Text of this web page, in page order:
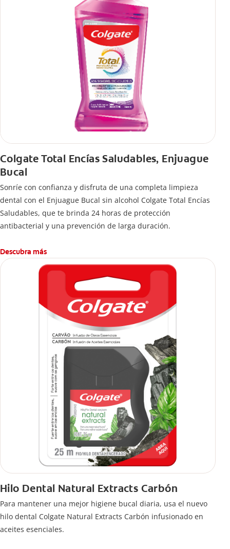
Colgate Total Encías Saludables, Enjuague
Bucal
Sonríe con confianza y disfruta de una completa limpieza
dental con el Enjuague Bucal sin alcohol Colgate Total Encías
Saludables, que te brinda 24 horas de protección
antibacterial y una prevención de larga duración.
Descubra más
Hilo Dental Natural Extracts Carbón
Para mantener una mejor higiene bucal diaria, usa el nuevo
hilo dental Colgate Natural Extracts Carbón infusionado en
aceites esenciales.